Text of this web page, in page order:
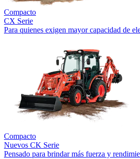
Compacto
CX Serie
Para quienes exigen mayor capacidad de
Compacto
Nuevos CK Serie
Pensado para brindar más fuerza y